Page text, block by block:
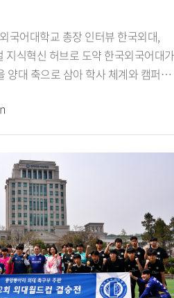
급변하는 시대 속에서도
변화를 만들어가야 한다 며 동문
한 든든한 동반자로서 역할을
식에서는 동원교육상 시상을 시작으로
직원에 대한 포상이 이어졌다. 우리
기여한 교원에게 수여하는
문화대학 태국학과 박경은 교수가
최근 수년간 최우수 수준의
적인 교육 활동을 이어온 교육자로,
개발 적용하고 그 성과를 연구로
전반에서 성과를 인정받았다. 또한
장, 특수외국어교육진흥원 부원장 등
학 발전에도 기여해 왔다.이날
국어대학교 총장 인터뷰 한국외대,
지식혁신 허브로 도약 한국외국어대가
양대 축으로 삼아 학사 체계와 캠퍼스
로 이어지는 변화 속에서, 72년간
이터 기반 역량을 결합한 글로벌
의 도약에 속도를 내고 있다.지난 3월
한국외대 총장은 27년간 통계학과
계학회 회장을 맡고 있는 그는 개교
신 총장이다. 취임 직후 LG CNS,
신(IT) 기업과 업무협약(MOU)을
행보를 보이고 있는 강 총장을 만나
다음은 일문일답.Q : 대학 운영에
는 상황에서